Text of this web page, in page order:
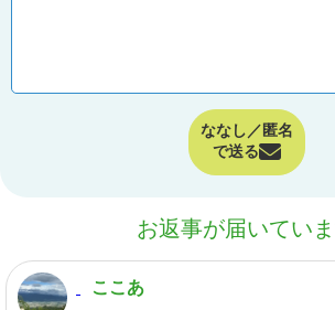
ななし／匿名
で送る
お返事が届いてい
ここあ